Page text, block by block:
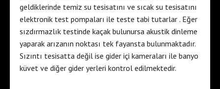
geldiklerinde temiz su tesisatını ve sıcak su tesisatını
elektronik test pompaları ile teste tabi tutarlar . Eğer
sızdırmazlık testinde kaçak bulunursa akustik dinleme
yaparak arızanın noktası tek fayansta bulunmaktadır.
Sızıntı tesisatta değil ise gider içi kameraları ile banyo
küvet ve diğer gider yerleri kontrol edilmektedir.